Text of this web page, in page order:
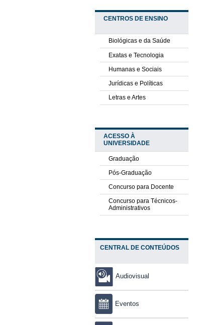
CENTROS DE ENSINO
Biológicas e da Saúde
Exatas e Tecnologia
Humanas e Sociais
Jurídicas e Políticas
Letras e Artes
ACESSO À
UNIVERSIDADE
Graduação
Pós-Graduação
Concurso para Docente
Concurso para Técnicos-
Administrativos
CENTRAL DE CONTEÚDOS
Audiovisual
Eventos